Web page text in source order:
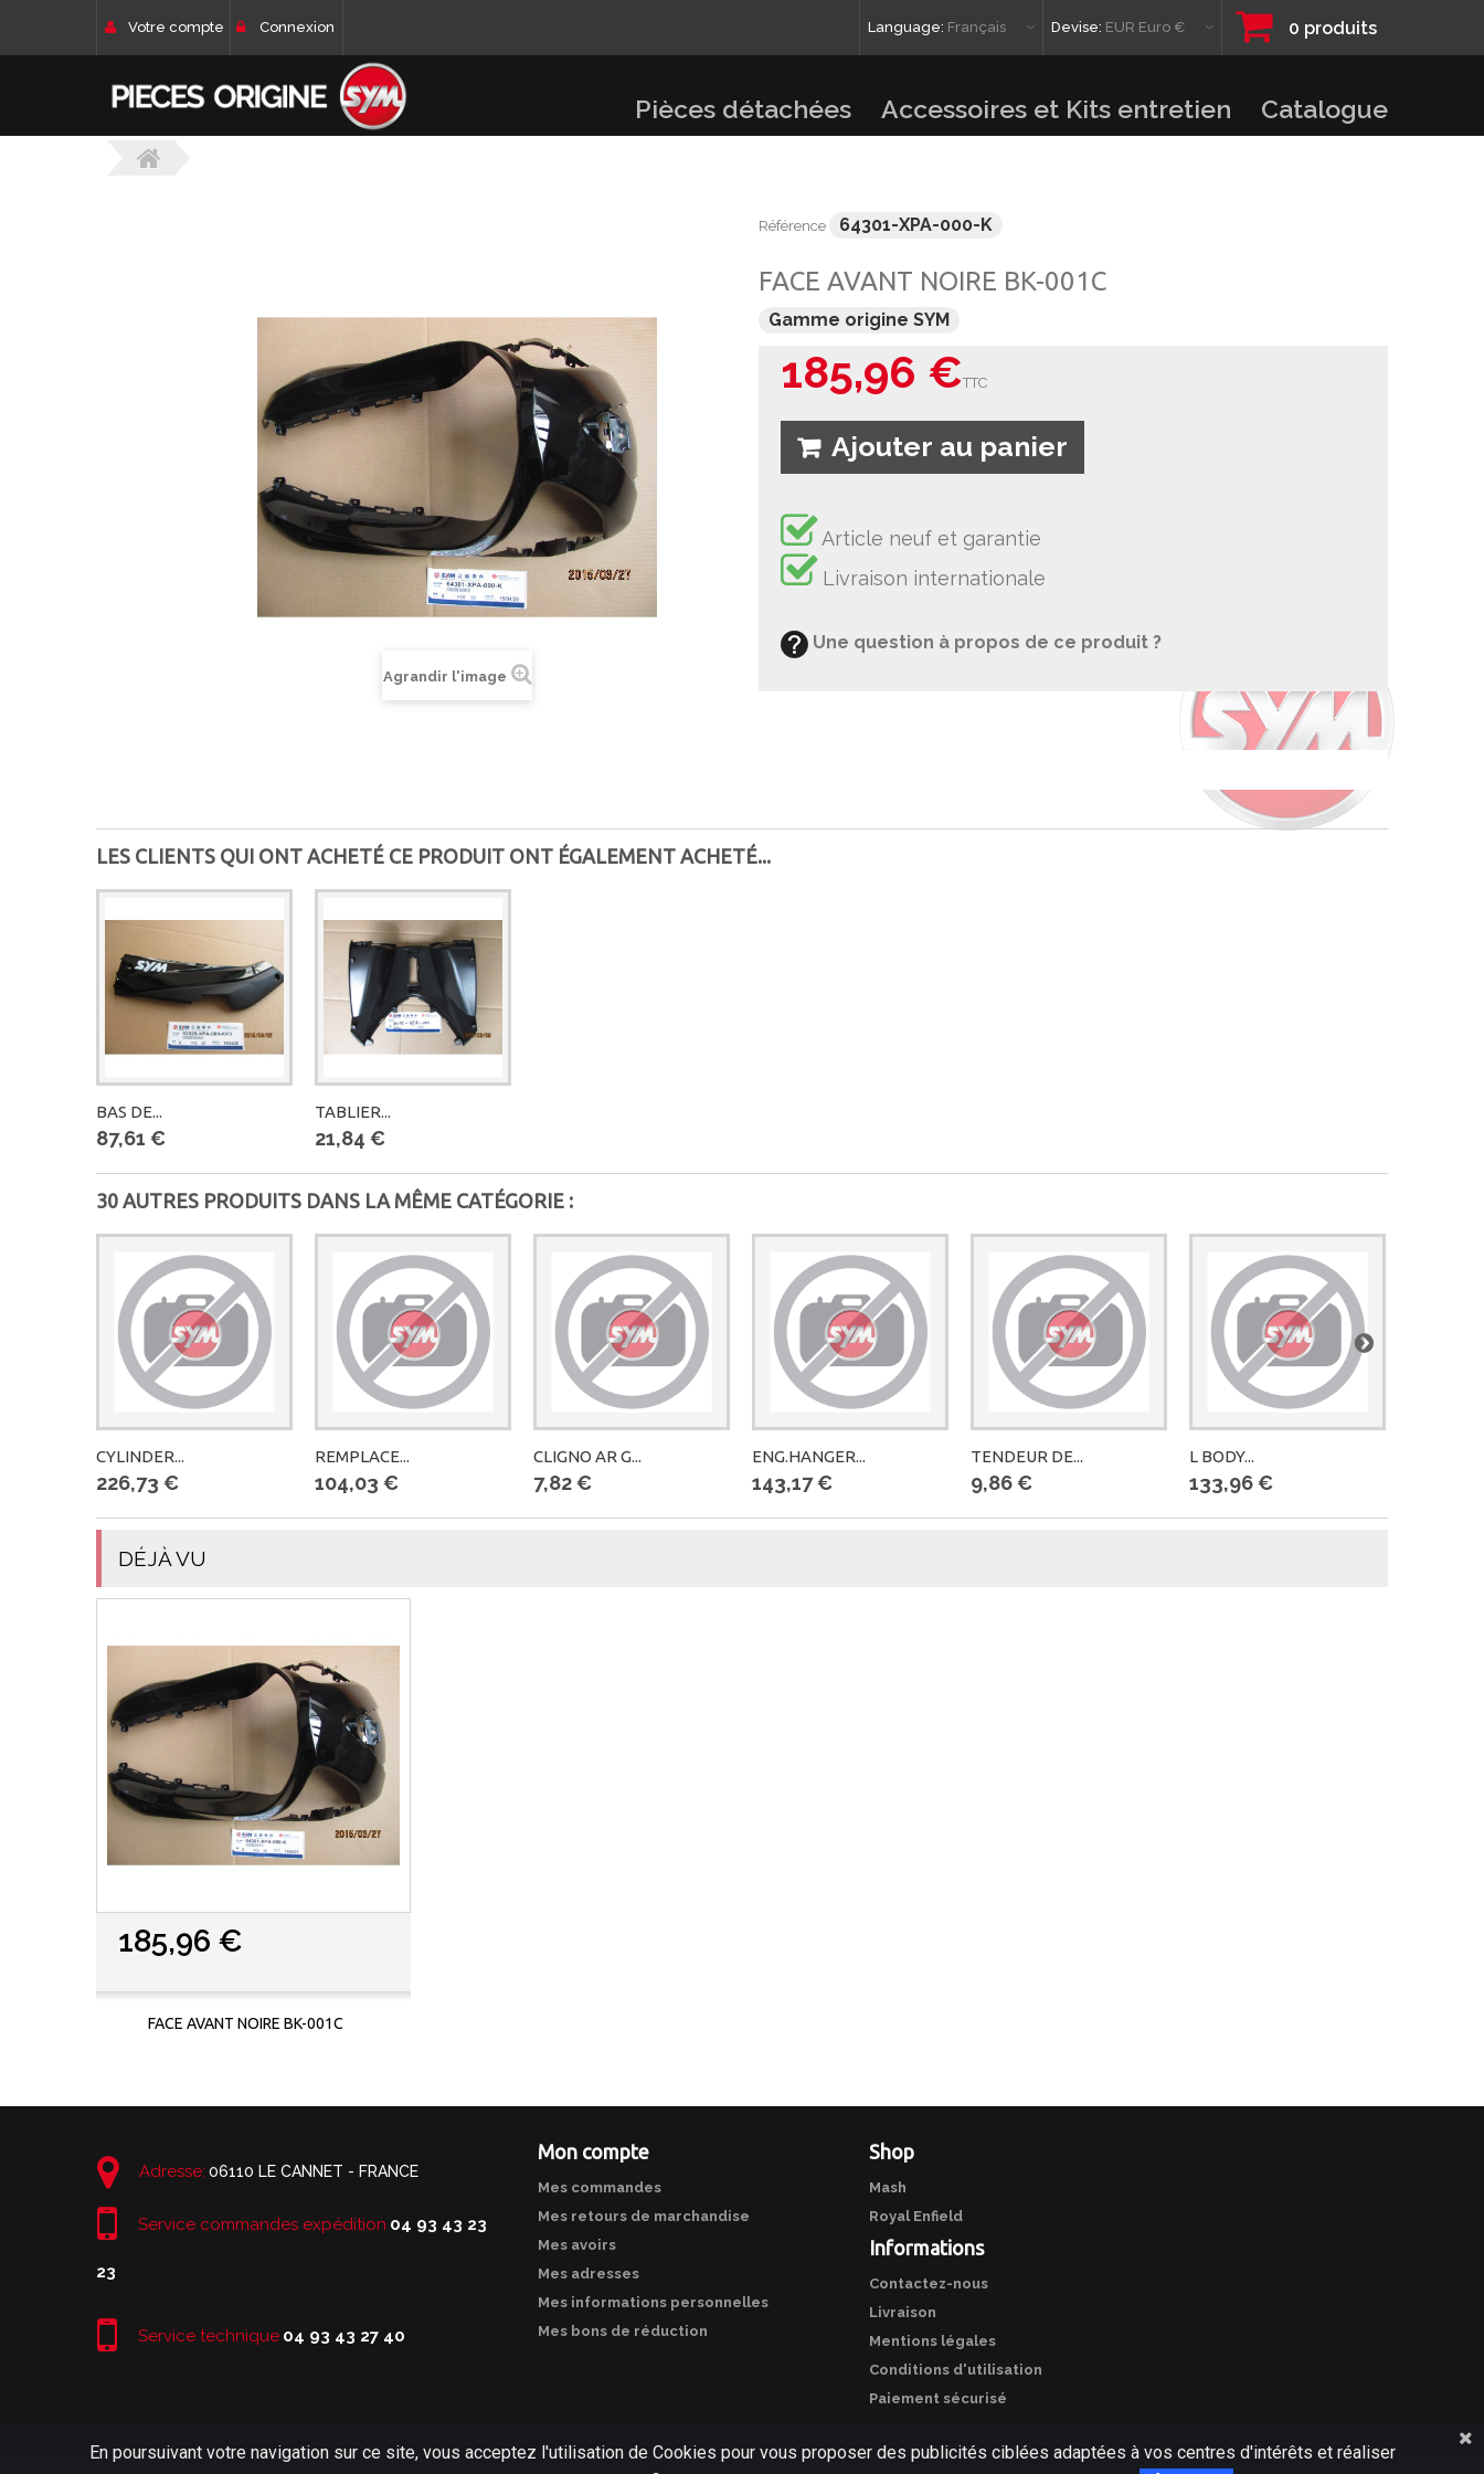
Votre compte Connexion 0 produits
Devise: EUR Euro €
Language: Français
Pièces détachées Accessoires et Kits entretien Catalogue
Agrandir l'image
Référence 64301-XPA-000-K
FACE AVANT NOIRE BK-001C
Gamme origine SYM
185,96 €TTC
Ajouter au panier
Article neuf et garantie
Livraison internationale
Une question à propos de ce produit ?
LES CLIENTS QUI ONT ACHETÉ CE PRODUIT ONT ÉGALEMENT ACHETÉ...
BAS DE...
87,61 €
TABLIER...
21,84 €
30 AUTRES PRODUITS DANS LA MÊME CATÉGORIE :
CYLINDER...
226,73 €
REMPLACE...
104,03 €
CLIGNO AR G...
7,82 €
ENG.HANGER...
143,17 €
TENDEUR DE...
9,86 €
L BODY...
133,96 €
DÉJÀ VU
185,96 €
FACE AVANT NOIRE BK-001C
Adresse: 06110 LE CANNET - FRANCE
Service commandes expédition 04 93 43 23
23
Service technique 04 93 43 27 40
Mon compte
Mes commandes
Mes retours de marchandise
Mes avoirs
Mes adresses
Mes informations personnelles
Mes bons de réduction
Shop
Mash
Royal Enfield
Informations
Contactez-nous
Livraison
Mentions légales
Conditions d'utilisation
Paiement sécurisé
En poursuivant votre navigation sur ce site, vous acceptez l'utilisation de Cookies pour vous proposer des publicités ciblées adaptées à vos centres d'intérêts et réaliser